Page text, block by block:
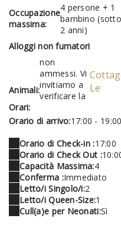
Occupazione
massima:
4 persone + 1
bambino
2 anni)
Alloggi non fumatori
Animali:
non
ammessi. Vi
invitiamo a
verificare la
Le
Orari:
Orario di arrivo:17:00 -
Orario di Check-in :17:00
Orario di Check Out :
Capacità Massima:4
Conferma :Immediato
Letto/i Singolo/i:2
Letto/i Queen-Size:1
Cull(a)e per Neonati:Sì